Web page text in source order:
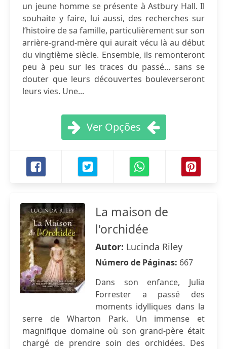
un jeune homme se présente à Astbury Hall. Il
souhaite y faire, lui aussi, des recherches sur
l’histoire de sa famille, particulièrement sur son
arrière-grand-mère qui aurait vécu là au début
du vingtième siècle. Ensemble, ils remonteront
peu à peu sur les traces du passé... sans se
douter que leurs découvertes bouleverseront
leurs vies. Une...
Ver Opções
La maison de
l'orchidée
Autor: Lucinda Riley
Número de Páginas: 667
Dans son enfance, Julia
Forrester a passé des
moments idylliques dans la
serre de Wharton Park. Un immense et
magnifique domaine où son grand-père était
chargé de prendre soin des orchidées. Des